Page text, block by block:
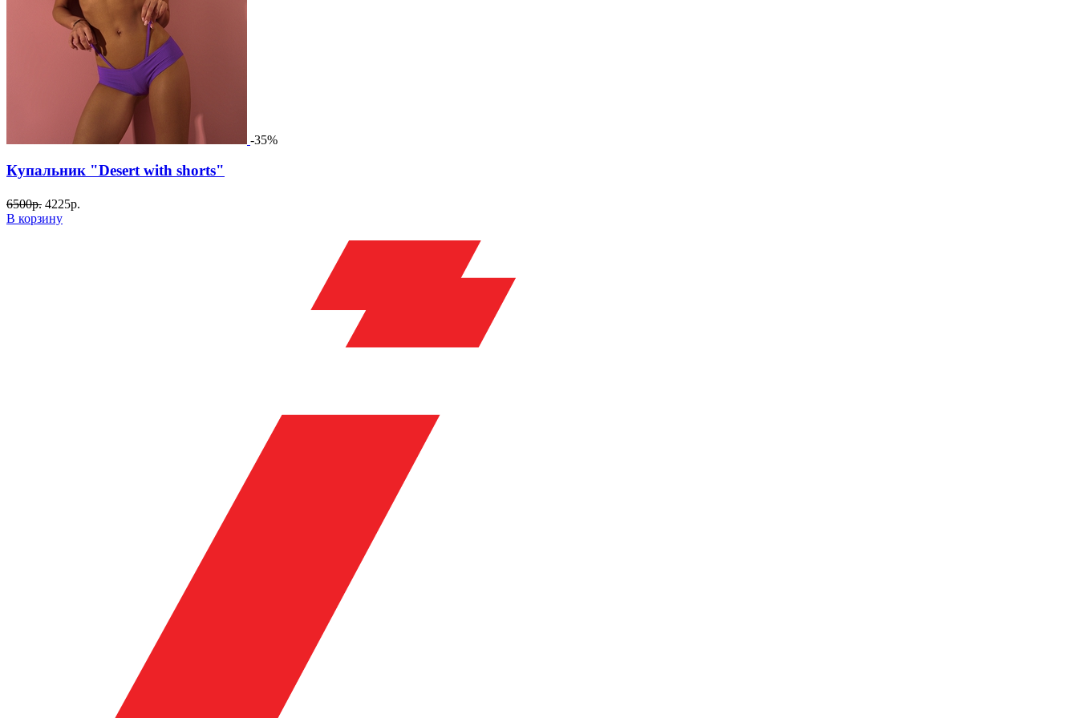
-35%
Купальник "Desert with shorts"
6500р. 4225р.
В корзину